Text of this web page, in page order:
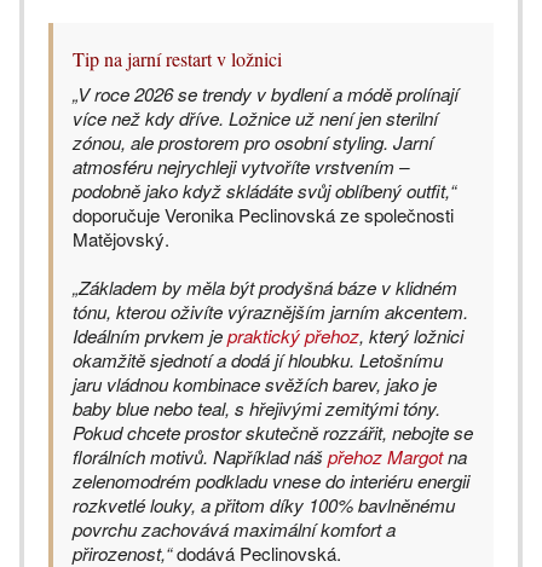
Tip na jarní restart v ložnici
„V roce 2026 se trendy v bydlení a módě prolínají
více než kdy dříve. Ložnice už není jen sterilní
zónou, ale prostorem pro osobní styling. Jarní
atmosféru nejrychleji vytvoříte vrstvením –
podobně jako když skládáte svůj oblíbený outfit,“
doporučuje Veronika Peclinovská ze společnosti
Matějovský.
„Základem by měla být prodyšná báze v klidném
tónu, kterou oživíte výraznějším jarním akcentem.
Ideálním prvkem jepraktický přehoz, který ložnici
okamžitě sjednotí a dodá jí hloubku. Letošnímu
jaru vládnou kombinace svěžích barev, jako je
baby blue nebo teal, s hřejivými zemitými tóny.
Pokud chcete prostor skutečně rozzářit, nebojte se
florálních motivů. Například nášpřehoz Margotna
zelenomodrém podkladu vnese do interiéru energii
rozkvetlé louky, a přitom díky 100% bavlněnému
povrchu zachovává maximální komfort a
přirozenost,“dodává Peclinovská.